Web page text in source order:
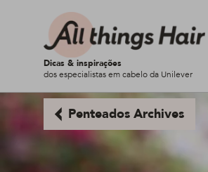
Dicas & inspirações
dos especialistas em cabelo da Unilever
Penteados Archives